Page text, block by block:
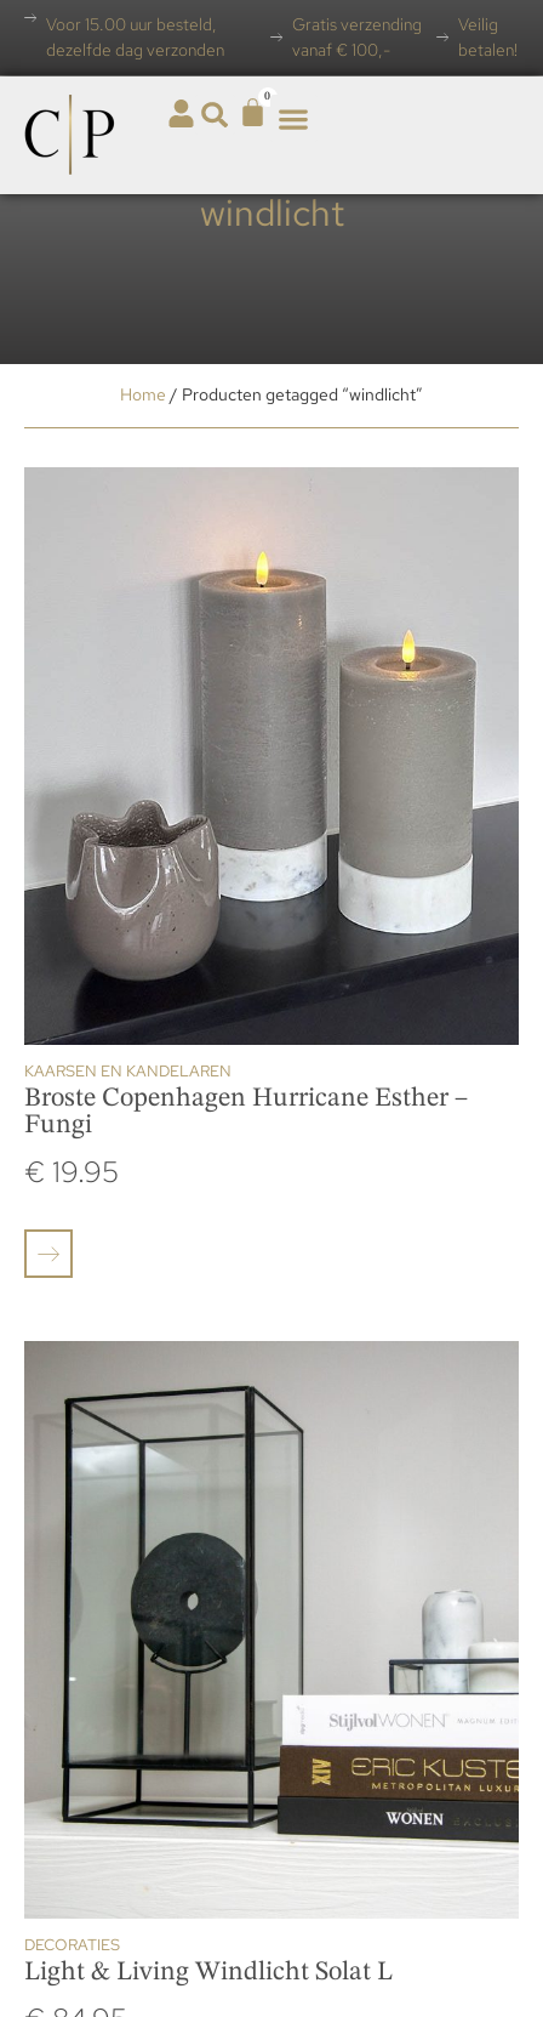
Voor 15.00 uur besteld,
dezelfde dag verzonden
Gratis verzending
vanaf € 100,-
Veilig
betalen!
0
windlicht
Home / Producten getagged “windlicht”
KAARSEN EN KANDELAREN
Broste Copenhagen Hurricane Esther –
Fungi
€ 19.95
DECORATIES
Light & Living Windlicht Solat L